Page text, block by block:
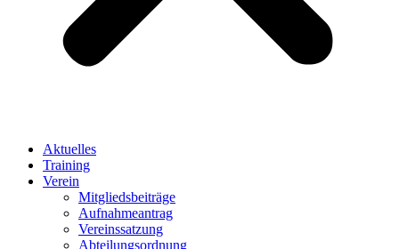
Aktuelles
Training
Verein
Mitgliedsbeiträge
Aufnahmeantrag
Vereinssatzung
Abteilungsordnung